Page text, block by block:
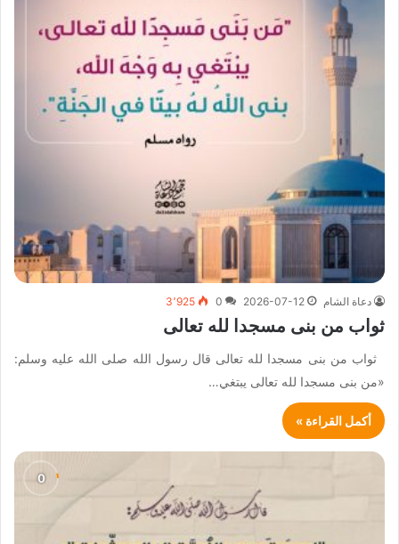
دعاة الشام 2026-07-12
0 3٬925
ثواب من بنى مسجدا لله تعالى
ثواب من بنى مسجدا لله تعالى قال رسول الله صلى الله عليه وسلم:
«من بنى مسجدا لله تعالى يبتغي…
أكمل القراءة »